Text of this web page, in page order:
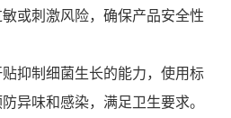
或刺激风险，确保产品安全性
抑制细菌生长的能力，使用标
异味和感染，满足卫生要求。